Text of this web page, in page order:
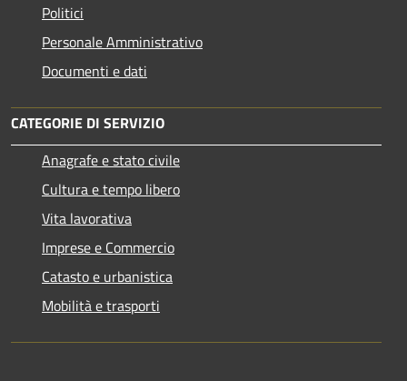
Politici
Personale Amministrativo
Documenti e dati
CATEGORIE DI SERVIZIO
Anagrafe e stato civile
Cultura e tempo libero
Vita lavorativa
Imprese e Commercio
Catasto e urbanistica
Mobilità e trasporti